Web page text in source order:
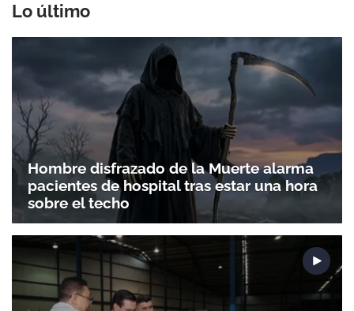
Lo último
Hombre disfrazado de la Muerte alarma
pacientes de hospital tras estar una hora
sobre el techo